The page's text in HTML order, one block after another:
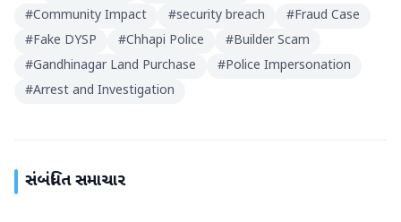
#Community Impact #security breach #Fraud Case
#Fake DYSP #Chhapi Police #Builder Scam
#Gandhinagar Land Purchase #Police Impersonation
#Arrest and Investigation
સંબંધિત સમાચાર